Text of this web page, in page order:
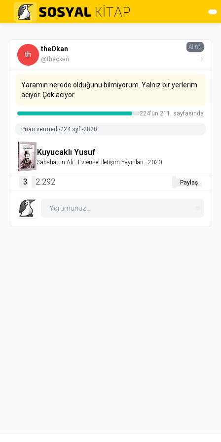
th
theOkan
@theokan
Alıntı
1y
Yaramın nerede olduğunu bilmiyorum. Yalnız bir yerlerim
acıyor. Çok acıyor.
224'ün 211. sayfasında
Puan vermedi-224 syf.-2020
Kuyucaklı Yusuf
Sabahattin Ali - Evrensel İletişim Yayınları - 2020
3 2.292 Paylaş